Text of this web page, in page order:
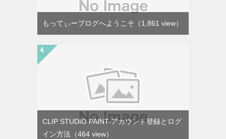
もってぃーブログへようこそ （1,861 view）
CLIP STUDIO PAINT-アカウント登録とログ
イン方法 （464 view）